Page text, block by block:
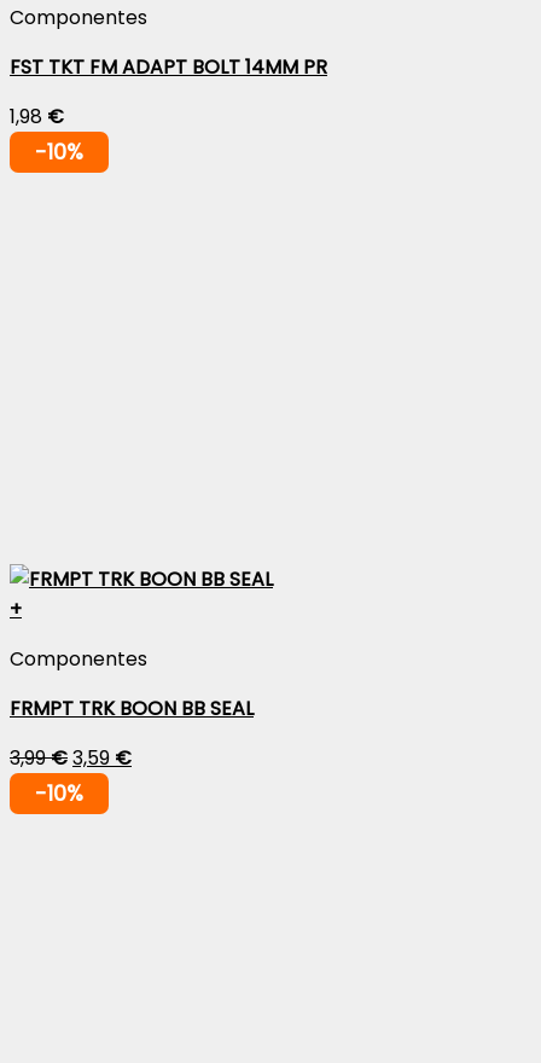
Componentes
FST TKT FM ADAPT BOLT 14MM PR
1,98 €
-10%
+
Componentes
FRMPT TRK BOON BB SEAL
3,99€3,59 €
-10%